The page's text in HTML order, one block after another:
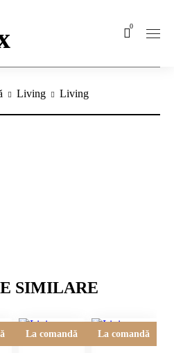
0
Living Living
SIMILARE
La comandă La comandă